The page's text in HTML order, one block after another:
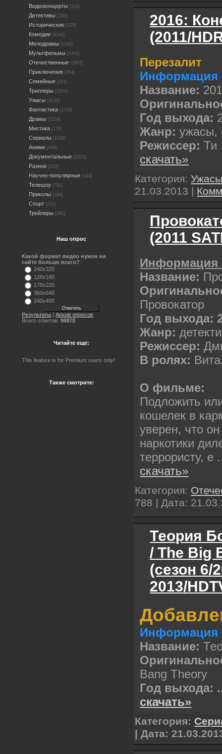
Видеоконцерты [124]
Детективы [290]
Исторические [325]
Комедии [6240]
Мелодрамы [1166]
Мультфильмы [2489]
Отечественные [2057]
Приключения [954]
Семейные [241]
Триллеры [3203]
Ужасы [4136]
Фантастика [2239]
Драмы [3139]
Мистика [179]
Сериалы [1839]
Аниме [408]
Документальные [1573]
Разное [152]
Научно-популярные [144]
Телешоу [791]
Приколы [336]
Спорт [241]
Трейлеры [282]
Наш опрос
Какой формат видео нужен на
сайте больше всего?
240x320
128x160
178x220
360x640
240x400
Результаты |Архив опросов
Всего ответов:98878
Читайте еще:
This feature is for Premium users only!
Также смотрите:
2016:
(2011/
Перезалит
Название:
Год выхода:
Жанр:ужасы,
Режиссер:Ти
скачать»
Категория:
21.03.2013 |
(2011
Название:
Провокатор
Год выхода:
Жанр:
Режиссер:
В ролях:
О фильме:
Подложить
кошелек в
уверен, что
наркотики
террористу, е
скачать»
Категория:
788 | Дата:
Теория
/ The Big
(сезон 6/
2013/
Название:
Bang Theory
Год выхода:
скачать»
Категория:
| Дата: